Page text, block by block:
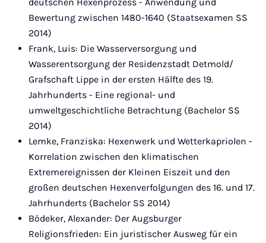
Bewertung zwischen 1480-1640 (Staatsexamen SS
2014)
Frank, Luis: Die Wasserversorgung und
Wasserentsorgung der Residenzstadt Detmold/
Grafschaft Lippe in der ersten Hälfte des 19.
Jahrhunderts - Eine regional- und
umweltgeschichtliche Betrachtung (Bachelor SS
2014)
Lemke, Franziska: Hexenwerk und Wetterkapriolen -
Korrelation zwischen den klimatischen
Extremereignissen der Kleinen Eiszeit und den
großen deutschen Hexenverfolgungen des 16. und 17.
Jahrhunderts (Bachelor SS 2014)
Bödeker, Alexander: Der Augsburger
Religionsfrieden: Ein juristischer Ausweg für ein